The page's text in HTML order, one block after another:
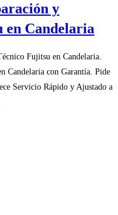
y
en Candelaria
Fujitsu en Candelaria.
Candelaria con Garantía. Pide
Servicio Rápido y Ajustado a